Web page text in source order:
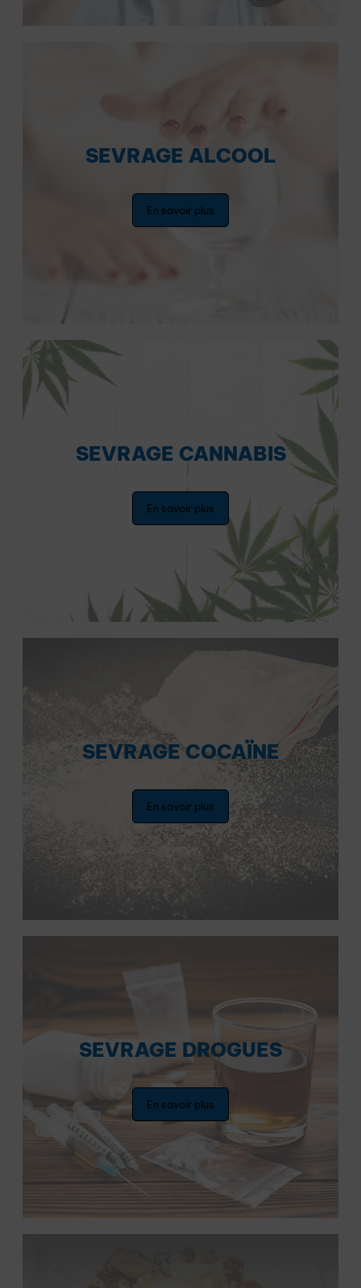
SEVRAGE ALCOOL
En savoir plus
SEVRAGE CANNABIS
En savoir plus
SEVRAGE COCAÏNE
En savoir plus
SEVRAGE DROGUES
En savoir plus